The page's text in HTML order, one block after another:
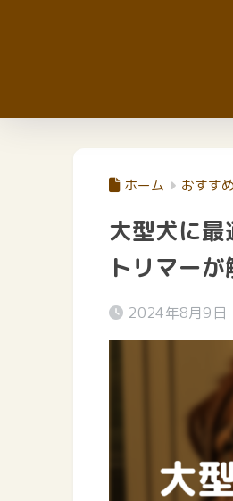
ホーム おすす
大型犬に
トリマー
2024年8月9日